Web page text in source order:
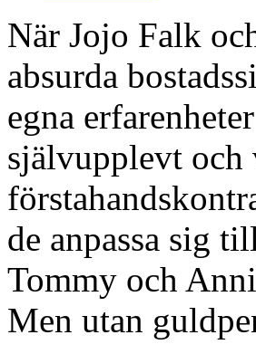
När Jojo Falk
absurda
egna
självupplevt och
de anpassa sig
Tommy och
Men utan